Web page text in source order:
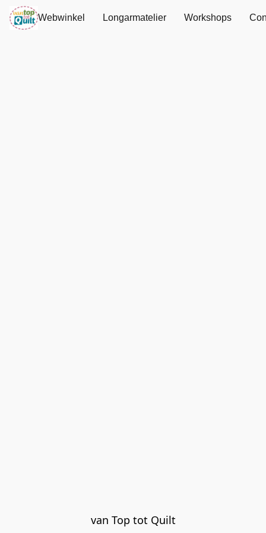
Webwinkel Longarmatelier Workshops
van Top tot Quilt